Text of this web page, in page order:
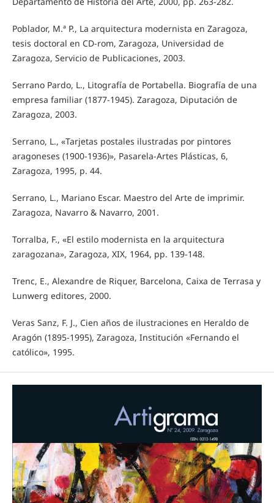
Poblador, M.ª P., La arquitectura modernista en Zaragoza,
tesis doctoral en CD-rom, Zaragoza, Universidad de
Zaragoza, Servicio de Publicaciones, 2003.
Serrano Pardo, L., Litografía de Portabella. Biografía de una
empresa familiar (1877-1945). Zaragoza, Diputación de
Zaragoza, 2003.
Serrano, L., «Tarjetas postales ilustradas por pintores
aragoneses (1900-1936)», Pasarela-Artes Plásticas, 6,
Zaragoza, 1995, p. 44.
Serrano, L., Mariano Escar. Maestro del Arte de imprimir.
Zaragoza, Navarro & Navarro, 2001.
Torralba, F., «El estilo modernista en la arquitectura
zaragozana», Zaragoza, XIX, 1964, pp. 139-148.
Trenc, E., Alexandre de Riquer, Barcelona, Caixa de Terrasa y
Lunwerg editores, 2000.
Veras Sanz, F. J., Cien años de ilustraciones en Heraldo de
Aragón (1895-1995), Zaragoza, Institución «Fernando el
católico», 1995.